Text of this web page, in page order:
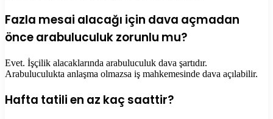
Fazla mesai alacağı için dava açmadan
önce arabuluculuk zorunlu mu?
Evet. İşçilik alacaklarında arabuluculuk dava şartıdır.
Arabuluculukta anlaşma olmazsa iş mahkemesinde dava açılabilir.
Hafta tatili en az kaç saattir?